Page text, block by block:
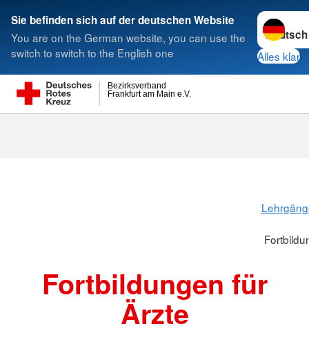
Sie befinden sich auf der deutschen Website
You are on the German website, you can use the
switch to switch to the English one
Sprache
Alles klar
Frankfurt am Main e.V.
Bezirksverband
Suche
Fortbildungen für
Ärzte